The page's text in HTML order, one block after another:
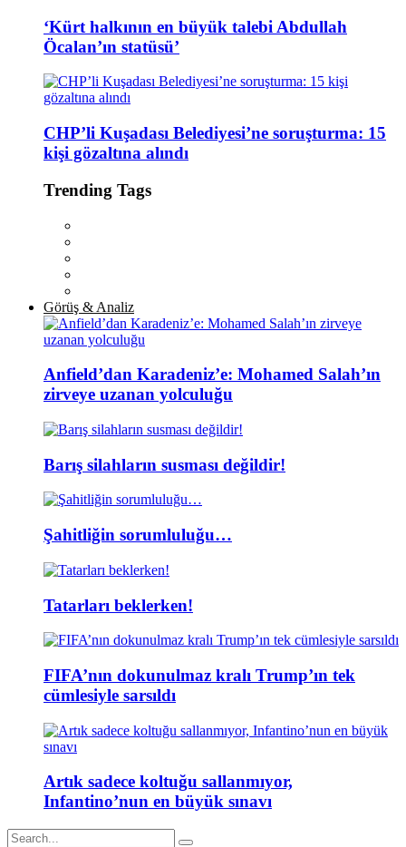
‘Kürt halkının en büyük talebi Abdullah
Öcalan’ın statüsü’
CHP’li Kuşadası Belediyesi’ne soruşturma: 15
kişi gözaltına alındı
Trending Tags
Görüş & Analiz
Anfield’dan Karadeniz’e: Mohamed Salah’ın
zirveye uzanan yolculuğu
Barış silahların susması değildir!
Şahitliğin sorumluluğu…
Tatarları beklerken!
FIFA’nın dokunulmaz kralı Trump’ın tek
cümlesiyle sarsıldı
Artık sadece koltuğu sallanmıyor,
Infantino’nun en büyük sınavı